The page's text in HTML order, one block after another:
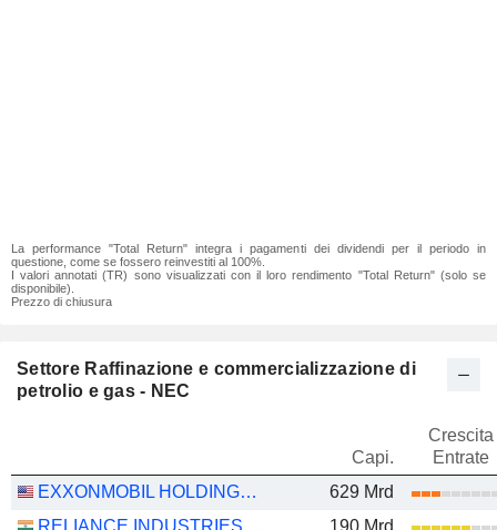
La performance "Total Return" integra i pagamenti dei dividendi per il periodo in
questione, come se fossero reinvestiti al 100%.
I valori annotati (TR) sono visualizzati con il loro rendimento "Total Return" (solo se
disponibile).
Prezzo di chiusura
Settore Raffinazione e commercializzazione di
petrolio e gas - NEC
Capi.
Crescita
Entrate
EXXONMOBIL HOLDINGS CORPORATION
629 Mrd
RELIANCE INDUSTRIES LTD
190 Mrd